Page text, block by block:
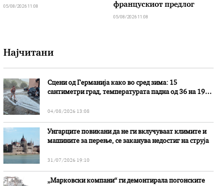
05/08/2026 11:08
францускиот предлог
05/08/2026 11:08
Најчитани
Сцени од Германија како во сред зима: 15
сантиметри град, температурата падна од 36 на 19
04/08/2026 13:08
Унгарците повикани да не ги вклучуваат климите и
машините за перење, се заканува недостиг на струја
31/07/2026 19:10
„Марковски компани“ ги демонтирала погонските